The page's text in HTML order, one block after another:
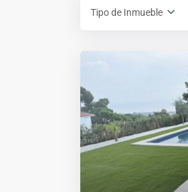
Tipo de Inmueble